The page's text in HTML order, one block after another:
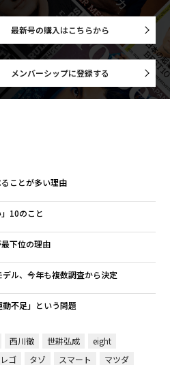
最新号の購入はこちらから
メンバーシップに登録する
ことが多い理由
10のこと
下位の理由
デル、今年も複数調査から決定
不足」という問題
西川徹 世耕弘成
eight
ゴ タゾ スマート マツダ